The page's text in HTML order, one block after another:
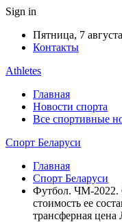
Sign in
Пятница, 7
Контакты
Athletes
Главная
Новости спорта
Все спортивные
Спорт Беларуси
Главная
Спорт Беларуси
Футбол. ЧМ-2022.
стоимость ее
трансферная